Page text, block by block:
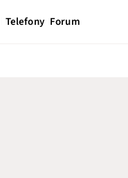
Telefony Forum